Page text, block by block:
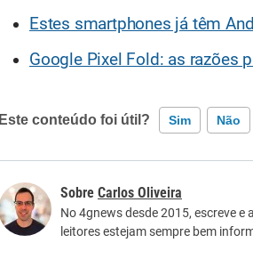
Estes smartphones já têm
Google Pixel Fold: as razões
Este conteúdo foi útil? Sim Não
Este conteúdo não tem a informação que
Carlos Oliveira
No 4gnews desde 2015, escreve
leitores estejam sempre bem